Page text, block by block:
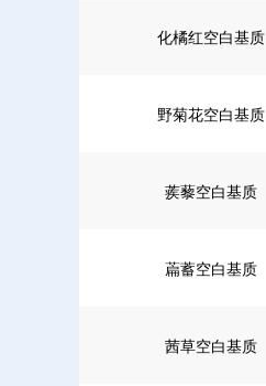
化橘红空白基质
野菊花空白基质
蒺藜空白基质
萹蓄空白基质
茜草空白基质